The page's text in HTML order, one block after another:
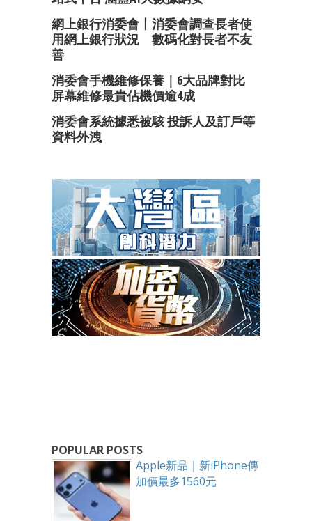
網上銀行消委會丨消委會調查長者使
用網上銀行狀況 數碼化對長者不友
善
消委會手機維修保養｜6大品牌對比
屏幕維修最貴佔機價逾4成
消委會系統據悉被駭 投訴人及訂戶等
資料外洩
POPULAR POSTS
Apple新品｜新iPhone傳
加價最多1560元